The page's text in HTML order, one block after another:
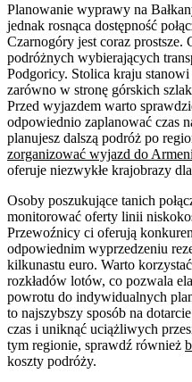
Planowanie wyprawy na
jednak rosnąca dostępność
Czarnogóry jest coraz
podróżnych wybierających
Podgoricy. Stolica kraju stanowi
zarówno w stronę górskich
Przed wyjazdem warto
odpowiednio zaplanować czas
planujesz dalszą podróż po
zorganizować wyjazd do
oferuje niezwykłe krajobrazy
Osoby poszukujące tanich
monitorować oferty linii
Przewoźnicy ci oferują
odpowiednim wyprzedzeniu
kilkunastu euro. Warto
rozkładów lotów, co pozwala
powrotu do indywidualnych
to najszybszy sposób na
czas i uniknąć uciążliwych
tym regionie, sprawdź również
koszty podróży.